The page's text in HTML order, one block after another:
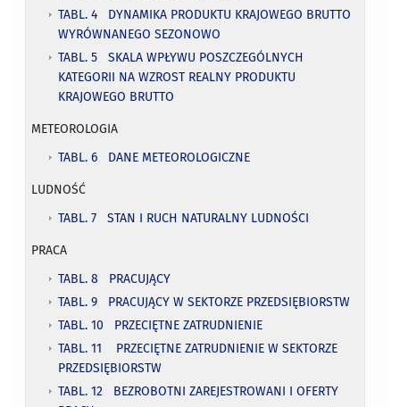
TABL. 4 DYNAMIKA PRODUKTU KRAJOWEGO BRUTTO
WYRÓWNANEGO SEZONOWO
TABL. 5 SKALA WPŁYWU POSZCZEGÓLNYCH
KATEGORII NA WZROST REALNY PRODUKTU
KRAJOWEGO BRUTTO
METEOROLOGIA
TABL. 6 DANE METEOROLOGICZNE
LUDNOŚĆ
TABL. 7 STAN I RUCH NATURALNY LUDNOŚCI
PRACA
TABL. 8 PRACUJĄCY
TABL. 9 PRACUJĄCY W SEKTORZE PRZEDSIĘBIORSTW
TABL. 10 PRZECIĘTNE ZATRUDNIENIE
TABL. 11 PRZECIĘTNE ZATRUDNIENIE W SEKTORZE
PRZEDSIĘBIORSTW
TABL. 12 BEZROBOTNI ZAREJESTROWANI I OFERTY